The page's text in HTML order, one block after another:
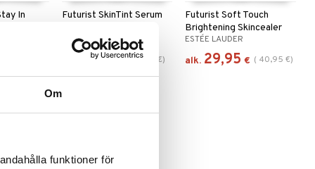
Om
funktioner för
In
Futurist SkinTint Serum
ESTÉE LAUDER
41,95 € ( 61,95 €)
Futurist Soft Touch
Brightening Skincealer
ESTÉE LAUDER
alk. 29,95 € ( 40,95 €)